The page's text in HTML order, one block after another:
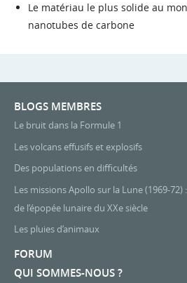
Le matériau le plus solide au
nanotubes de carbone
BLOGS MEMBRES
Le bruit dans la Formule 1
Les volcans effusifs et explosifs
Des populations en difficultés
Les missions Apollo sur la Lune (1969-
de l’épopée lunaire du XXe siècle
Les pluies d’animaux
FORUM
QUI SOMMES-NOUS ?